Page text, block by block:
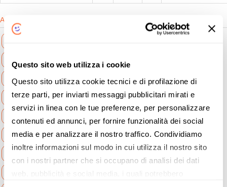
Questo sito web utilizza i cookie
Questo sito utilizza cookie tecnici e di profilazione di
terze parti, per inviarti messaggi pubblicitari mirati e
servizi in linea con le tue preferenze, per personalizzare
contenuti ed annunci, per fornire funzionalità dei social
media e per analizzare il nostro traffico. Condividiamo
inoltre informazioni sul modo in cui utilizza il nostro sito
con i nostri partner che si occupano di analisi dei dati
web, pubblicità e social media, i quali potrebbero
Argomenti in evidenza
Notizie Consigli per gli acquisti
Notizie Energia Rinnovabile
Notizie News Assicurazione Casa
Notizie News Assicurazioni